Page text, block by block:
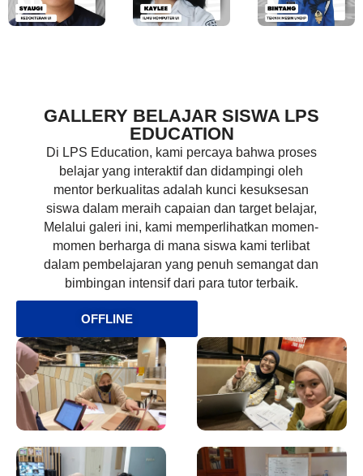
GALLERY BELAJAR SISWA LPS
EDUCATION
Di LPS Education, kami percaya bahwa proses
belajar yang interaktif dan didampingi oleh
mentor berkualitas adalah kunci kesuksesan
siswa dalam meraih capaian dan target belajar,
Melalui galeri ini, kami memperlihatkan momen-
momen berharga di mana siswa kami terlibat
dalam pembelajaran yang penuh semangat dan
bimbingan intensif dari para tutor terbaik.
OFFLINE